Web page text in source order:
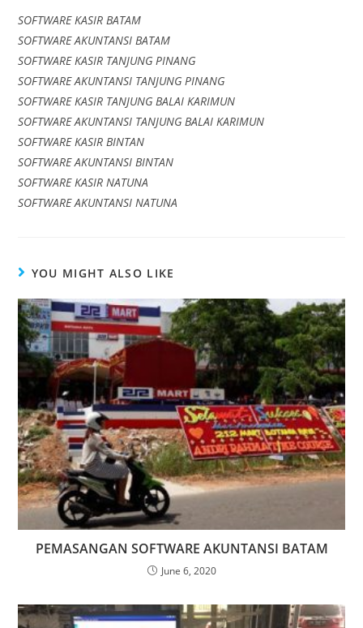
SOFTWARE KASIR BATAM
SOFTWARE AKUNTANSI BATAM
SOFTWARE KASIR TANJUNG PINANG
SOFTWARE AKUNTANSI TANJUNG PINANG
SOFTWARE KASIR TANJUNG BALAI KARIMUN
SOFTWARE AKUNTANSI TANJUNG BALAI KARIMUN
SOFTWARE KASIR BINTAN
SOFTWARE AKUNTANSI BINTAN
SOFTWARE KASIR NATUNA
SOFTWARE AKUNTANSI NATUNA
YOU MIGHT ALSO LIKE
PEMASANGAN SOFTWARE AKUNTANSI BATAM
June 6, 2020